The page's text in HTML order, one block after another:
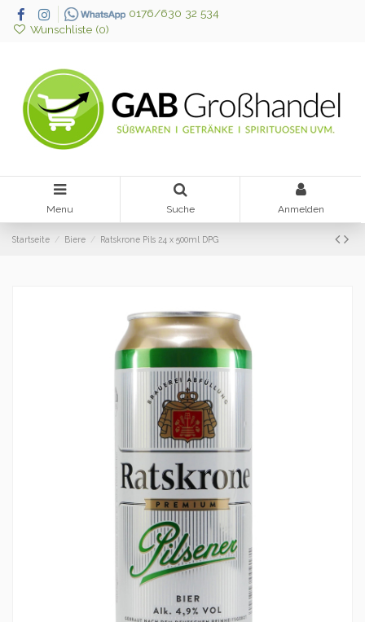
0176/630 32 534
Wunschliste (0)
Menu Suche Anmelden
Startseite Biere Ratskrone Pils 24 x 500ml DPG